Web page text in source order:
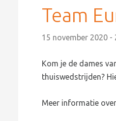
Team
15 november 2020 -
Kom je de dames
thuiswedstrijden?
Meer informatie